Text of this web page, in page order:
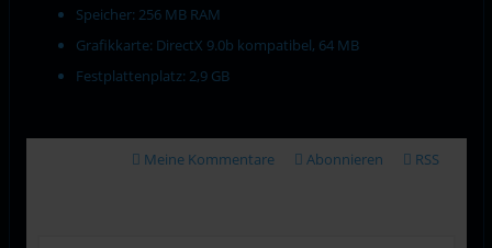
Speicher: 256 MB RAM
Grafikkarte: DirectX 9.0b kompatibel, 64 MB
Festplattenplatz: 2,9 GB
Meine Kommentare Abonnieren RSS